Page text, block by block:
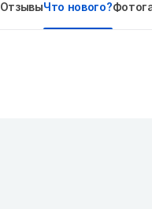
ОтзывыЧто нового?